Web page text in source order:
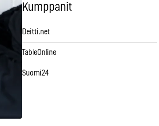
Kumppanit
Deitti.net
TableOnline
Suomi24